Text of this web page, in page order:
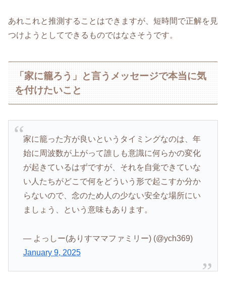
あれこれと推測することはできますが、短時間で正解を見
つけようとしてできるものではなさそうです。
「家に籠ろう」と言うメッセージで本当に気
を付けたいこと
家に籠った方が良いというタイミングなのは、年
始に周波数が上がって誰しも意識に何らかの変化
が起きているはずですが、それを自覚できていな
い人たちがどこで何をどういう形で起こすか分か
らないので、念のため人の少ない安全な場所にい
ましょう、という意味もあります。
— よっしー(ありすママファミリー) (@ych369)
January 9, 2025